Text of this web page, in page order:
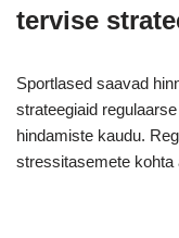
tervise
Sportlased saavad
strateegiaid
hindamiste kaudu.
stressitasemete kohta